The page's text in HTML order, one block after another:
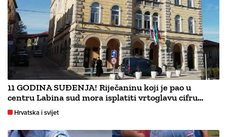
11 GODINA SUĐENJA! Riječaninu koji je pao u
centru Labina sud mora isplatiti vrtoglavu cifru…
Hrvatska i svijet